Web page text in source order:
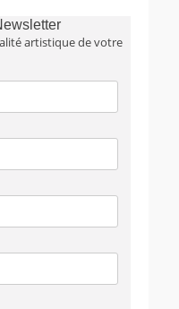
artistique de votre